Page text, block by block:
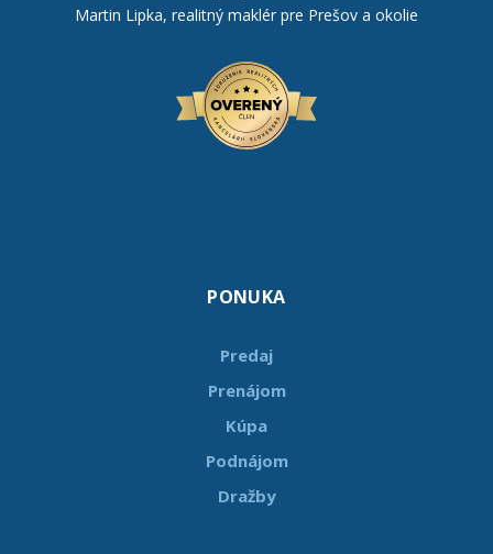
Martin Lipka, realitný maklér pre Prešov a okolie
PONUKA
Predaj
Prenájom
Kúpa
Podnájom
Dražby